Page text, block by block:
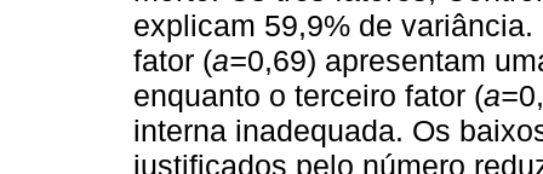
explicam 59,9% de
fator (a=0,69) apresentam
enquanto o terceiro fator (a=
interna inadequada. Os
justificados pelo número